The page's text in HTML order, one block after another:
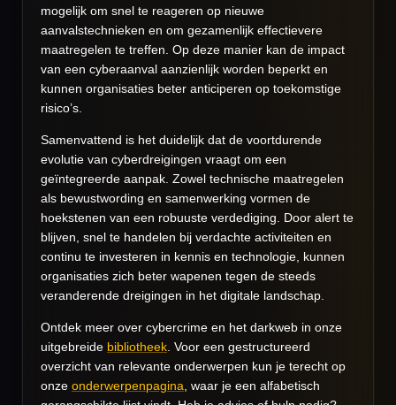
mogelijk om snel te reageren op nieuwe
aanvalstechnieken en om gezamenlijk effectievere
maatregelen te treffen. Op deze manier kan de impact
van een cyberaanval aanzienlijk worden beperkt en
kunnen organisaties beter anticiperen op toekomstige
risico’s.
Samenvattend is het duidelijk dat de voortdurende
evolutie van cyberdreigingen vraagt om een
geïntegreerde aanpak. Zowel technische maatregelen
als bewustwording en samenwerking vormen de
hoekstenen van een robuuste verdediging. Door alert te
blijven, snel te handelen bij verdachte activiteiten en
continu te investeren in kennis en technologie, kunnen
organisaties zich beter wapenen tegen de steeds
veranderende dreigingen in het digitale landschap.
Ontdek meer over cybercrime en het darkweb in onze
uitgebreide bibliotheek. Voor een gestructureerd
overzicht van relevante onderwerpen kun je terecht op
onze onderwerpenpagina, waar je een alfabetisch